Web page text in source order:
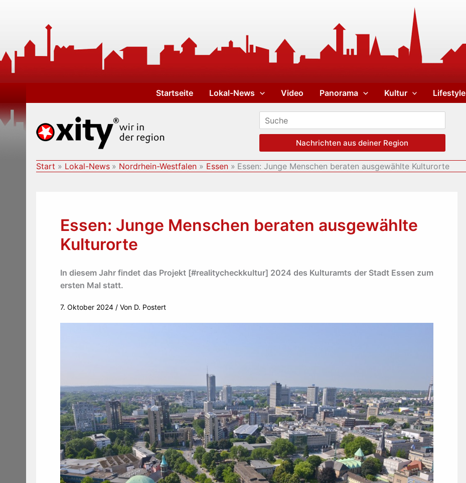
Startseite Lokal-News Video Panorama Kultur Lifestyle
Nachrichten aus deiner Region
Start Lokal-News Nordrhein-Westfalen Essen Essen: Junge Menschen beraten ausgewählte Kulturorte
Essen: Junge Menschen beraten ausgewählte
Kulturorte
In diesem Jahr findet das Projekt [#realitycheckkultur] 2024 des Kulturamts der Stadt Essen zum
ersten Mal statt.
7. Oktober 2024 / Von D. Postert